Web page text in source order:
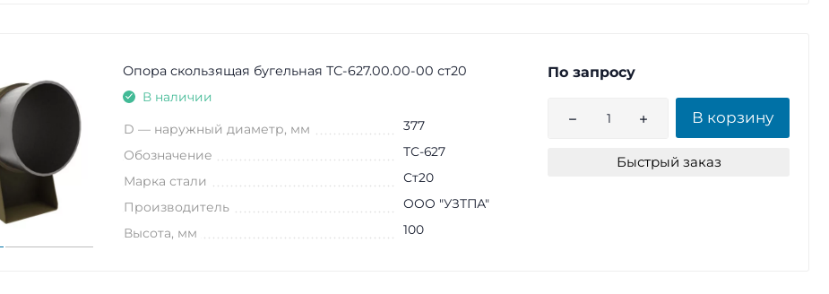
Опора скользящая бугельная ТС-627.00.00-00 ст20
В наличии
D — наружный диаметр, мм 377
Обозначение ТС-627
Марка стали Ст20
Производитель ООО "УЗТПА"
Высота, мм 100
По запросу
В корзину
Быстрый заказ